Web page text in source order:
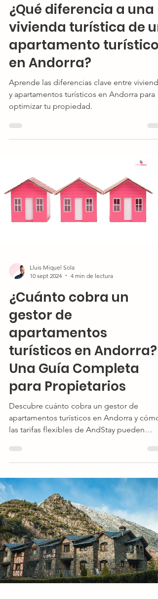
¿Qué diferencia a una
vivienda turística de un
apartamento turístico
en Andorra?
Aprende las diferencias clave entre
y apartamentos turísticos en Andorra para
optimizar tu propiedad.
Lluis Miquel Sola
10 sept 2024
4 min de lectura
¿Cuánto cobra un
gestor de
apartamentos
turísticos en Andorra?
Una Guía Completa
para Propietarios
Descubre cuánto cobra un gestor de
apartamentos turísticos en Andorra y cómo
las tarifas flexibles de AndStay pueden